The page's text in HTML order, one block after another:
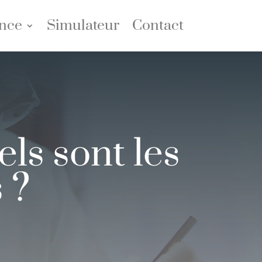
Simulateur Contact
sont les